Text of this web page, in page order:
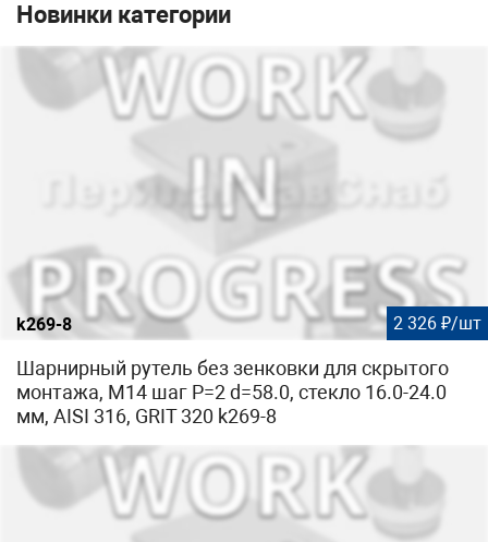
Новинки категории
k269-8 2 326 ₽/шт
Шарнирный рутель без зенковки для скрытого
монтажа, М14 шаг Р=2 d=58.0, стекло 16.0-24.0
мм, AISI 316, GRIT 320 k269-8